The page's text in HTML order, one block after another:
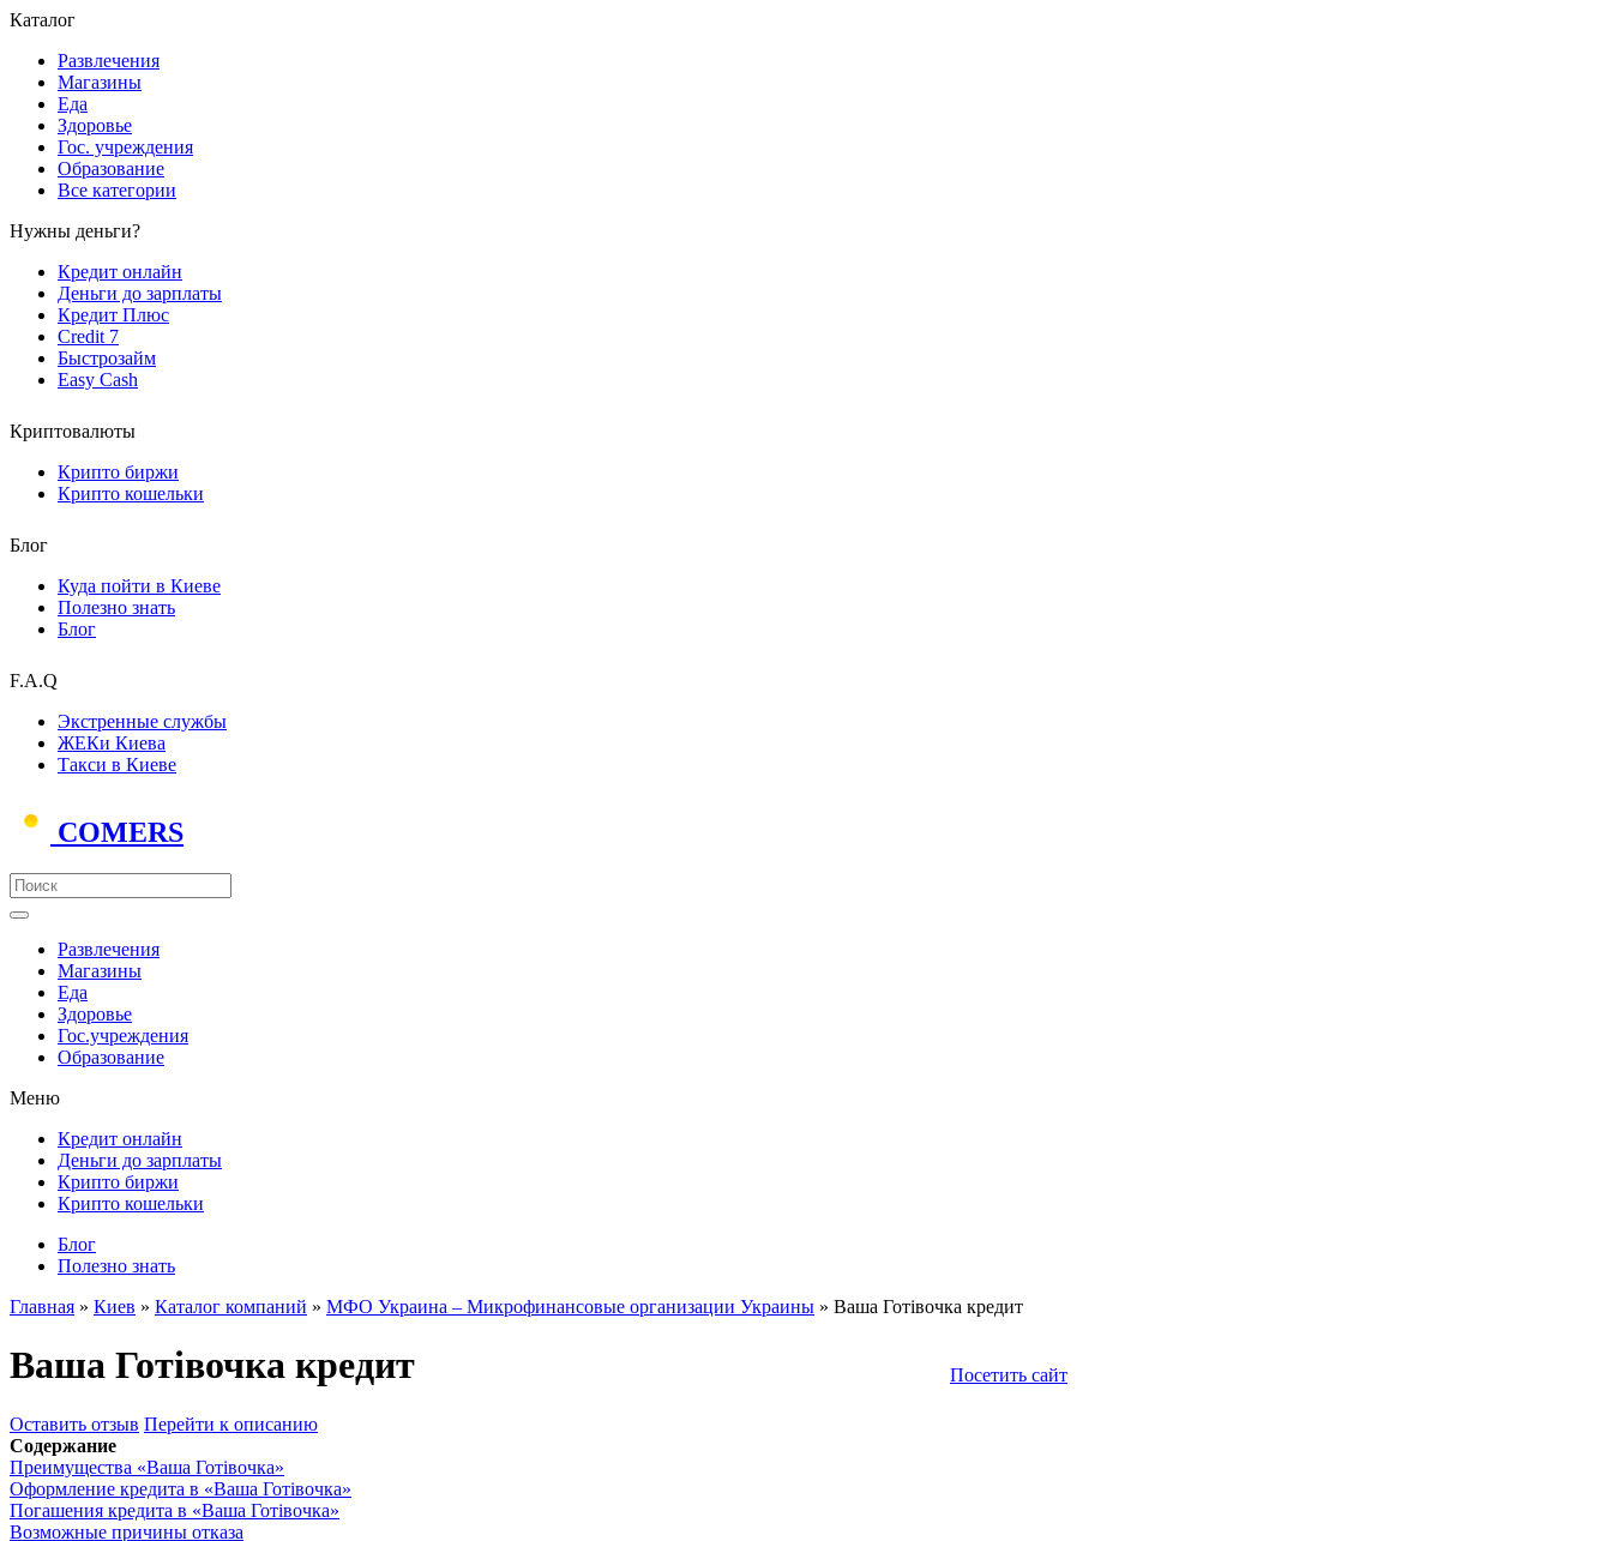
Каталог
Развлечения
Магазины
Еда
Здоровье
Гос. учреждения
Образование
Все категории
Нужны деньги?
Кредит онлайн
Деньги до зарплаты
Кредит Плюс
Credit 7
Быстрозайм
Easy Cash
Криптовалюты
Крипто биржи
Крипто кошельки
Блог
Куда пойти в Киеве
Полезно знать
Блог
F.A.Q
Экстренные службы
ЖЕКи Киева
Такси в Киеве
COMERS
Развлечения
Магазины
Еда
Здоровье
Гос.учреждения
Образование
Меню
Кредит онлайн
Деньги до зарплаты
Крипто биржи
Крипто кошельки
Блог
Полезно знать
Главная » Киев » Каталог компаний » МФО Украина – Микрофинансовые организации Украины » Ваша Готівочка кредит
Ваша Готівочка кредит Посетить сайт
Оставить отзыв Перейти к описанию
Содержание
Преимущества «Ваша Готівочка»
Оформление кредита в «Ваша Готівочка»
Погашения кредита в «Ваша Готівочка»
Возможные причины отказа